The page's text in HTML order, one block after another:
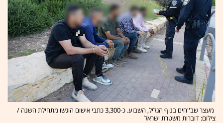
מעצר שב''חים בנוף הגליל, השבוע. כ-3,300 כתבי אישום הוגשו מתחילת השנה /
צילום: דוברות משטרת ישראל